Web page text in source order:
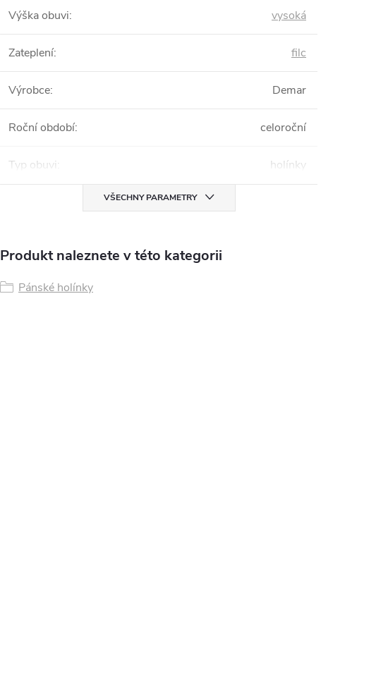
Výška obuvi: vysoká
Zateplení: filc
Výrobce: Demar
Roční období: celoroční
Typ obuvi: holínky
VŠECHNY PARAMETRY
Produkt naleznete v této kategorii
Pánské holínky